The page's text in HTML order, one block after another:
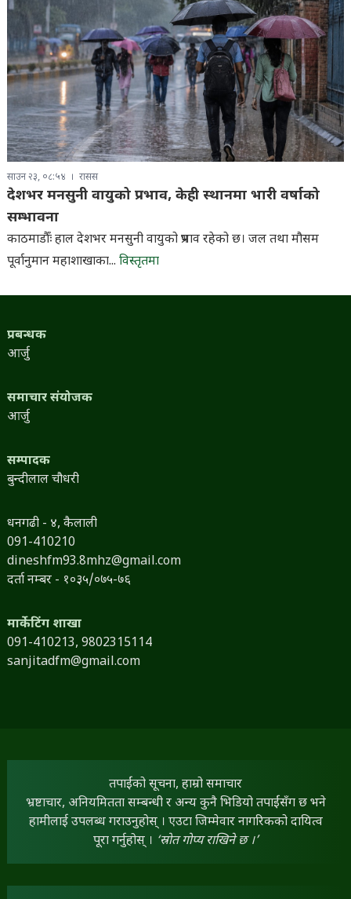
साउन २३, ०८:५४ रासस
देशभर मनसुनी वायुको प्रभाव, केही स्थानमा भारी वर्षाको
सम्भावना
काठमाडौँः हाल देशभर मनसुनी वायुको प्रभाव रहेको छ। जल तथा मौसम
पूर्वानुमान महाशाखाका... विस्तृतमा
प्रबन्धक
आर्जु
समाचार संयोजक
आर्जु
सम्पादक
बुन्दीलाल चौधरी
धनगढी - ४, कैलाली
091-410210
dineshfm93.8mhz@gmail.com
दर्ता नम्बर - १०३५/०७५-७६
मार्केटिंग शाखा
091-410213, 9802315114
sanjitadfm@gmail.com
तपाईंको सूचना, हाम्रो समाचार
भ्रष्टाचार, अनियमितता सम्बन्धी र अन्य कुनै भिडियो तपाईंसँग छ भने
हामीलाई उपलब्ध गराउनुहोस् । एउटा जिम्मेवार नागरिकको दायित्व
पूरा गर्नुहोस् । ‘स्रोत गोप्य राखिने छ ।’